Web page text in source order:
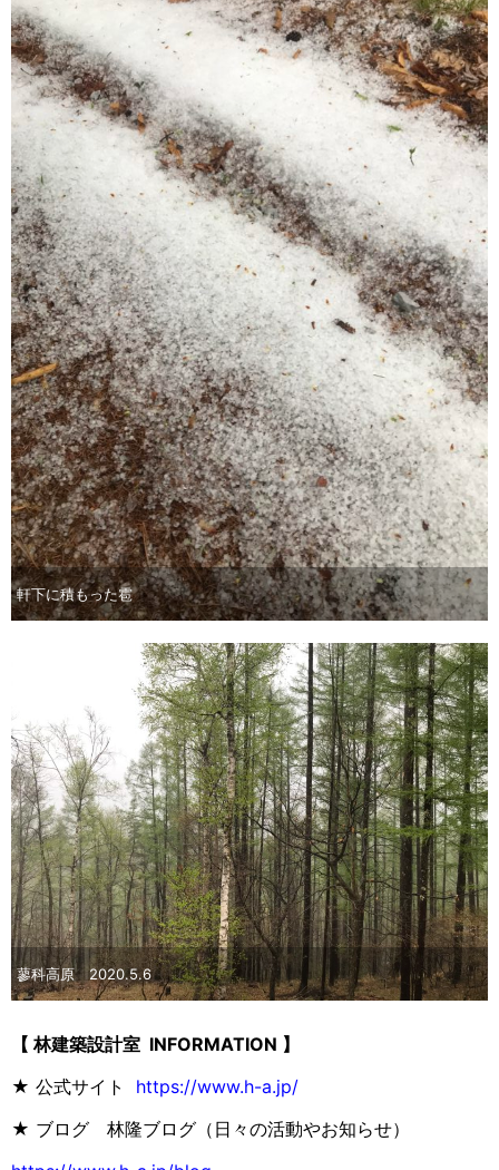
軒下に積もった雹
蓼科高原 2020.5.6
【 林建築設計室 INFORMATION 】
★ 公式サイト https://www.h-a.jp/
★ ブログ 林隆ブログ（日々の活動やお知らせ）